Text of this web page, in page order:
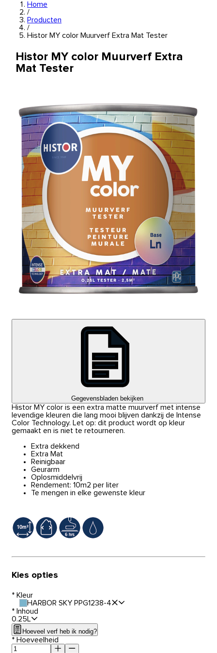
Home
/
Producten
/
Histor MY color Muurverf Extra Mat Tester
Histor MY color Muurverf Extra
Mat Tester
Gegevensbladen bekijken
Histor MY color is een extra matte muurverf met intense
levendige kleuren die lang mooi blijven dankzij de Intense
Color Technology. Let op: dit product wordt op kleur
gemaakt en is niet te retourneren.
Extra dekkend
Extra Mat
Reinigbaar
Geurarm
Oplosmiddelvrij
Rendement: 10m2 per liter
Te mengen in elke gewenste kleur
Kies opties
* Kleur
HARBOR SKY PPG1238-4
* Inhoud
0.25L
Hoeveel verf heb ik nodig?
* Hoeveelheid